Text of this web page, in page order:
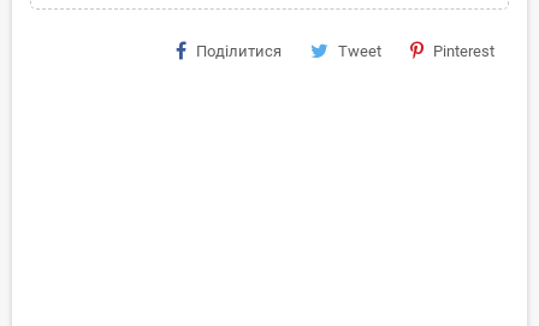
Поділитися Tweet Pinterest